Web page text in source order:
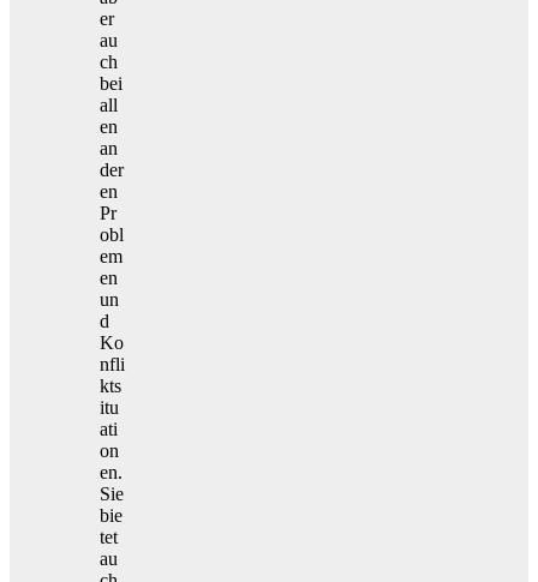
er
au
ch
bei
all
en
an
der
en
Pr
obl
em
en
un
d
Ko
nfli
kts
itu
ati
on
en.
Sie
bie
tet
au